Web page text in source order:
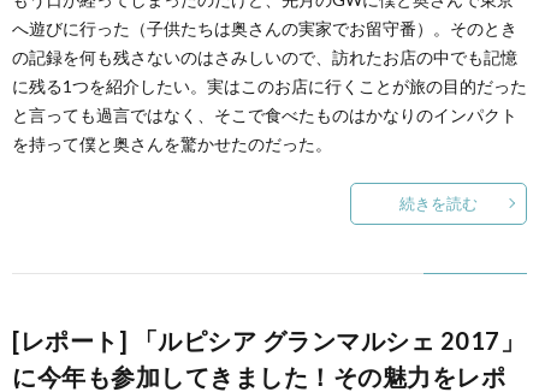
へ遊びに行った（子供たちは奥さんの実家でお留守番）。そのとき
の記録を何も残さないのはさみしいので、訪れたお店の中でも記憶
に残る1つを紹介したい。実はこのお店に行くことが旅の目的だった
と言っても過言ではなく、そこで食べたものはかなりのインパクト
を持って僕と奥さんを驚かせたのだった。
続きを読む
[レポート] 「ルピシア グランマルシェ 2017」
に今年も参加してきました！その魅力をレポ